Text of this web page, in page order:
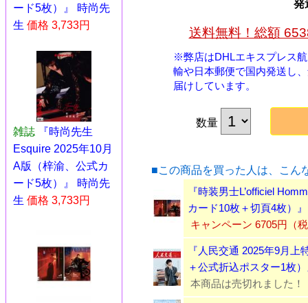
ード5枚）』 時尚先
生 価格 3,733円
雑誌
『時尚先生
Esquire 2025年10月
A版（梓渝、公式カ
ード5枚）』 時尚先
生 価格 3,733円
発
送料無料！総額
※弊店はDHLエキスプレス
輸や日本郵便で国内発送し
届けしています。
数量
■この商品を買った人は、こん
『時装男士L’officiel
カード10枚＋切頁4枚）』
キャンペーン 6705円（
『人民交通 2025年9月
＋公式折込ポスター1枚
本商品は売切れました！